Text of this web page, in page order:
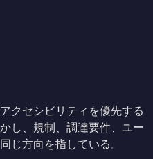
クセシビリティを優先する
し、規制、調達要件、ユー
じ方向を指している。